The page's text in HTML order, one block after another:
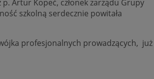
Artur Kopeć, członek zarządu Grupy
szkolną serdecznie powitała
profesjonalnych prowadzących, już